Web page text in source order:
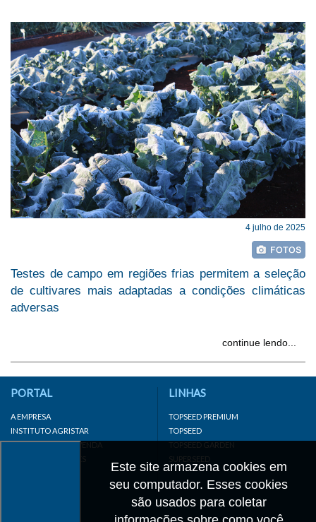
4 julho de 2025
Testes de campo em regiões frias permitem a seleção
de cultivares mais adaptadas a condições climáticas
adversas
continue lendo...
Este site armazena cookies em
seu computador. Esses cookies
são usados para coletar
PORTAL
A EMPRESA
INSTITUTO AGRISTAR
DISTRIBUIDOR/REVENDA
LINKS IMPORTANTES
LINHAS
TOPSEED PREMIUM
TOPSEED
TOPSEED GARDEN
SUPERSEED